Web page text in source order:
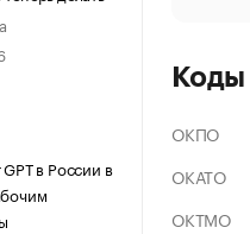
GPT в России в
Коды
ОКПО
ОКАТО
ОКТМО